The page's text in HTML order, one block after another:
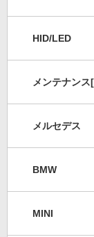
HID/LED
メンテナン
メルセデス
BMW
MINI